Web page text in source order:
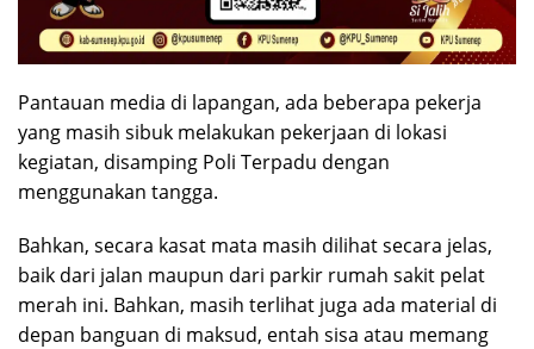
Pantauan media di lapangan, ada beberapa pekerja
yang masih sibuk melakukan pekerjaan di lokasi
kegiatan, disamping Poli Terpadu dengan
menggunakan tangga.
Bahkan, secara kasat mata masih dilihat secara jelas,
baik dari jalan maupun dari parkir rumah sakit pelat
merah ini. Bahkan, masih terlihat juga ada material di
depan banguan di maksud, entah sisa atau memang